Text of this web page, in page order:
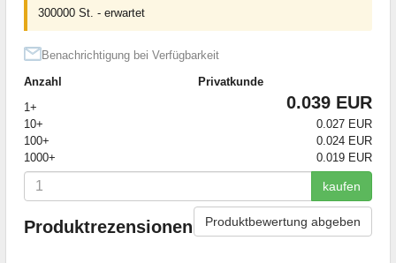
300000 St. - erwartet
Benachrichtigung bei Verfügbarkeit
Anzahl
Privatkunde
1+
0.039 EUR
10+
0.027 EUR
100+
0.024 EUR
1000+
0.019 EUR
kaufen
Produktrezensionen Produktbewertung abgeben